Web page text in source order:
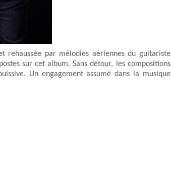
par mélodies aériennes du guitariste
sur cet album. Sans détour, les compositions
Un engagement assumé dans la musique